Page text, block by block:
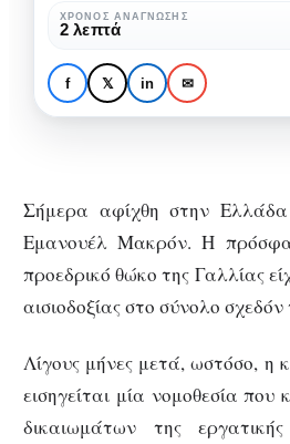
ΑΠΌΨΕΙΣ
Η αντεργατική
νομοθεσία που
εισηγείται ο
εισηγείται
Μακρόν
ΧΡΌΝΟΣ ΑΝΆΓΝΩΣΗΣ
2 λεπτά
f 𝕏 in ✉
Σήμερα αφίχθη στην
Εμανουέλ Μακρόν. Η
προεδρικό θώκο της Γαλλίας
αισιοδοξίας στο σύνολο
Λίγους μήνες μετά, ωστόσο, η
εισηγείται μία νομοθεσία
δικαιωμάτων της